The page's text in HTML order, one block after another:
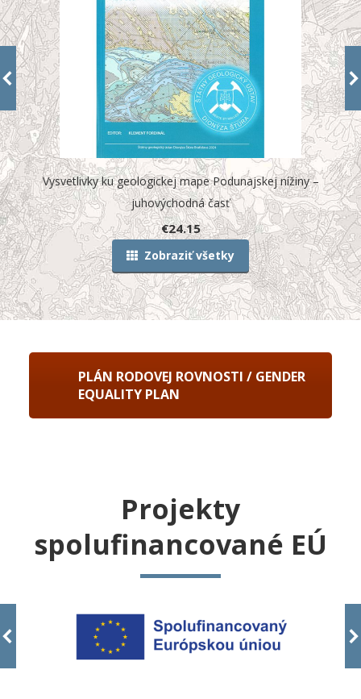
Vysvetlivky ku geologickej mape Podunajskej nížiny –
juhovýchodná časť
€24.15
Zobraziť všetky
PLÁN RODOVEJ ROVNOSTI / GENDER
EQUALITY PLAN
Projekty
spolufinancované EÚ